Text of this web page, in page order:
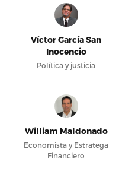
Víctor García San
Inocencio
Política y justicia
William Maldonado
Economista y Estratega
Financiero